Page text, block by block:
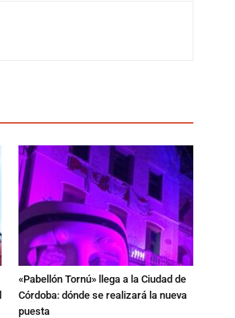
«Pabellón Tornú» llega a la Ciudad de
Córdoba: dónde se realizará la nueva
puesta